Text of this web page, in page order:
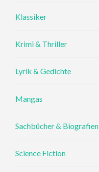
Klassiker
Krimi & Thriller
Lyrik & Gedichte
Mangas
Sachbücher & Biografien
Science Fiction